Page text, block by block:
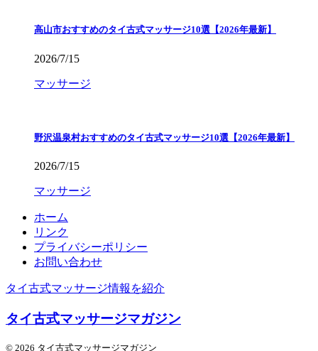
高山市おすすめのタイ古式マッサージ10選【2026年最新】
2026/7/15
マッサージ
野沢温泉村おすすめのタイ古式マッサージ10選【2026年最新】
2026/7/15
マッサージ
ホーム
リンク
プライバシーポリシー
お問い合わせ
タイ古式マッサージ情報を紹介
タイ古式マッサージマガジン
© 2026 タイ古式マッサージマガジン